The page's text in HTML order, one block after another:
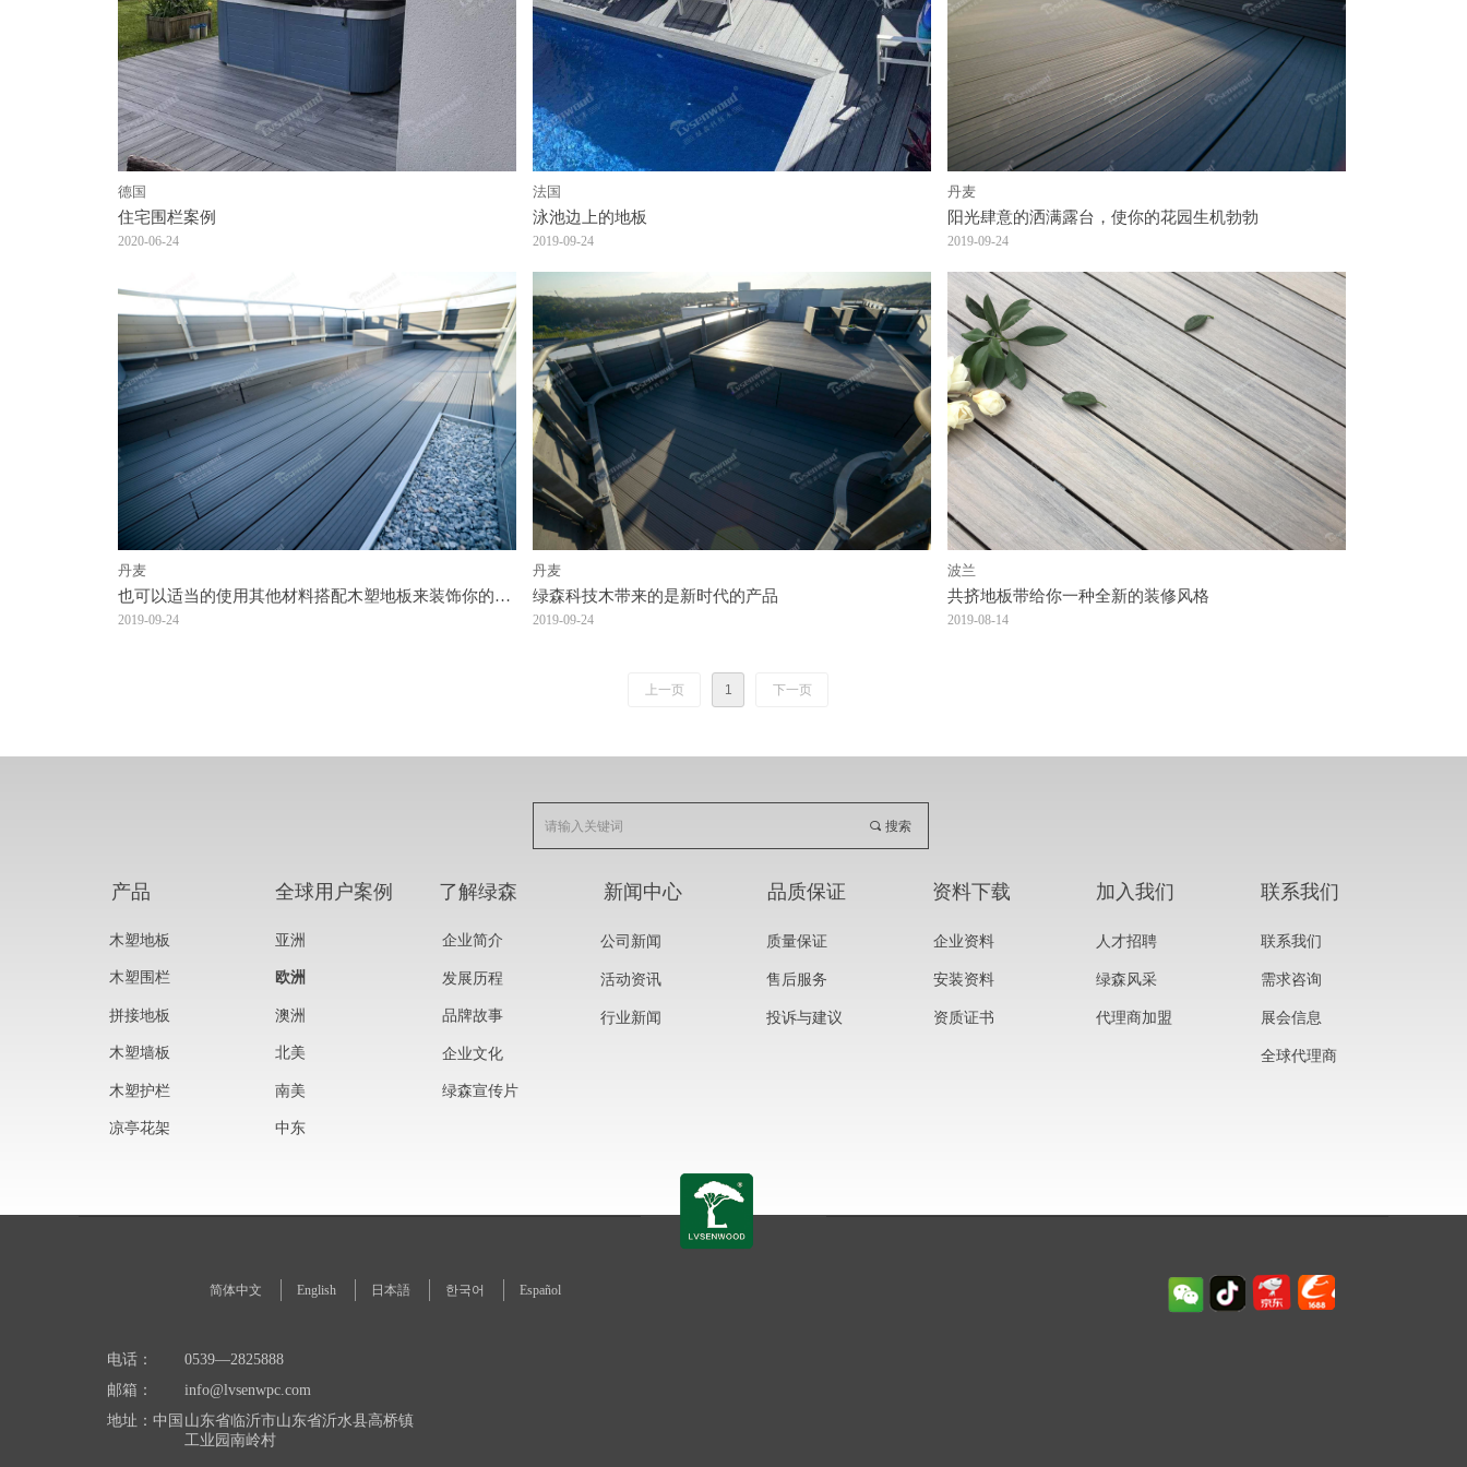
德国
住宅围栏案例
2020-06-24
法国
泳池边上的地板
2019-09-24
丹麦
阳光肆意的洒满露台，使你的花园生机勃勃
2019-09-24
丹麦
也可以适当的使用其他材料搭配木塑地板来装饰你的平
台
2019-09-24
丹麦
绿森科技木带来的是新时代的产品
2019-09-24
波兰
共挤地板带给你一种全新的装修风格
2019-08-14
上一页 1 下一页
简体中文 English 日本語 한국어 Español
电话：
0539—2825888
邮箱：
info@lvsenwpc.com
地址：中国 山东省临沂市山东省沂水县高桥镇
工业园南岭村
联系我们
联系我们
需求咨询
展会信息
全球代理商
加入我们
人才招聘
绿森风采
代理商加盟
资料下载
企业资料
安装资料
资质证书
品质保证
质量保证
售后服务
投诉与建议
新闻中心
公司新闻
活动资讯
行业新闻
了解绿森
企业简介
发展历程
品牌故事
企业文化
绿森宣传片
全球用户案例
亚洲
欧洲
澳洲
北美
南美
中东
木塑地板
木塑围栏
拼接地板
木塑墙板
木塑护栏
凉亭花架
产品
끠 搜索